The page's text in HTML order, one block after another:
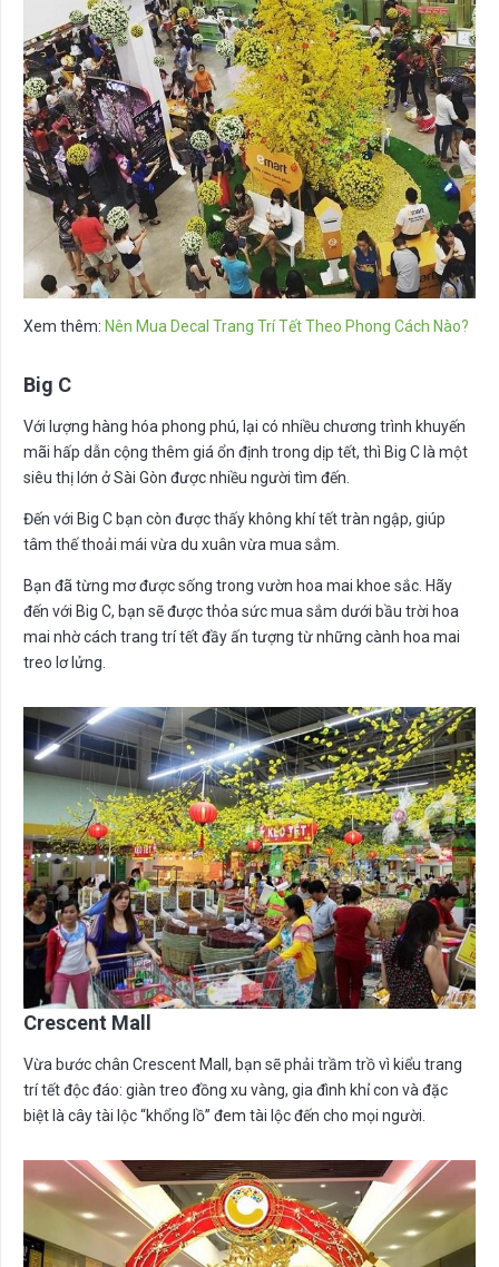
Xem thêm: Nên Mua Decal Trang Trí Tết Theo Phong Cách Nào?
Big C
Với lượng hàng hóa phong phú, lại có nhiều chương trình khuyến
mãi hấp dẫn cộng thêm giá ổn định trong dịp tết, thì Big C là một
siêu thị lớn ở Sài Gòn được nhiều người tìm đến.
Đến với Big C bạn còn được thấy không khí tết tràn ngập, giúp
tâm thế thoải mái vừa du xuân vừa mua sắm.
Bạn đã từng mơ được sống trong vườn hoa mai khoe sắc. Hãy
đến với Big C, bạn sẽ được thỏa sức mua sắm dưới bầu trời hoa
mai nhờ cách trang trí tết đầy ấn tượng từ những cành hoa mai
treo lơ lửng.
Crescent Mall
Vừa bước chân Crescent Mall, bạn sẽ phải trầm trồ vì kiểu trang
trí tết độc đáo: giàn treo đồng xu vàng, gia đình khỉ con và đặc
biệt là cây tài lộc “khổng lồ” đem tài lộc đến cho mọi người.